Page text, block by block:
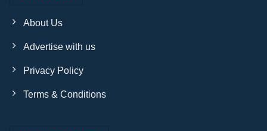
About Us
Advertise with us
Privacy Policy
Terms & Conditions